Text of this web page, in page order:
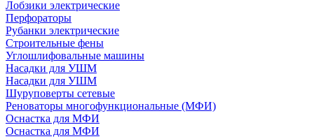
Лобзики электрические
Перфораторы
Рубанки электрические
Строительные фены
Углошлифовальные машины
Насадки для УШМ
Насадки для УШМ
Шуруповерты сетевые
Реноваторы многофункциональные (МФИ)
Оснастка для МФИ
Оснастка для МФИ